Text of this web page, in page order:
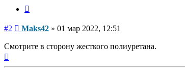
#2 Сообщение
Maks42 » 01 мар 2022, 12:51
Смотрите в сторону жесткого полиуретана.